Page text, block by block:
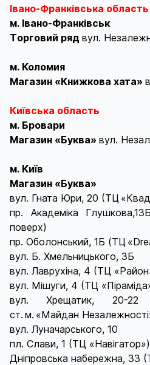
Івано-Франківська область
м. Івано-Франківськ
Tорговий ряд вул.
м. Коломия
Магазин «Книжкова хата»
Київська область
м. Бровари
Магазин «Буква» вул.
м. Київ
Магазин «Буква»
вул. Гната Юри, 20 (ТЦ
пр. Академіка
поверх)
пр. Оболонський, 1Б (ТЦ
вул. Б. Хмельницького, 3Б
вул. Лаврухіна, 4 (ТЦ
вул. Мішуги, 4 (ТЦ
вул. Хрещатик, 20-22
ст. м. «Майдан
вул. Луначарського, 10
пл. Слави, 1 (ТЦ «Навігатор»)
Дніпровська набережна, 33